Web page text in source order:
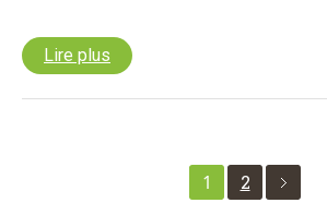
Lire plus
1 2